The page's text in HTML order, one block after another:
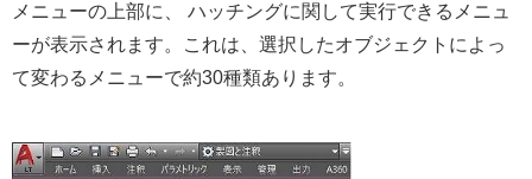
メニューの上部に、 ハッチングに関して実行できるメニュ
ーが表示されます。これは、選択したオブジェクトによっ
て変わるメニューで約30種類あります。